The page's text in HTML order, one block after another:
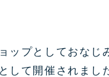
ップとしておな
して開催されまし